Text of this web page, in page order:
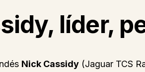
líder,
Nick Cassidy (Jaguar TCS